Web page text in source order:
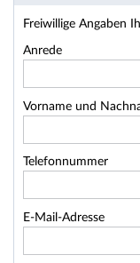
Freiwillige Angaben
Anrede
Vorname und
Telefonnummer
E-Mail-Adresse